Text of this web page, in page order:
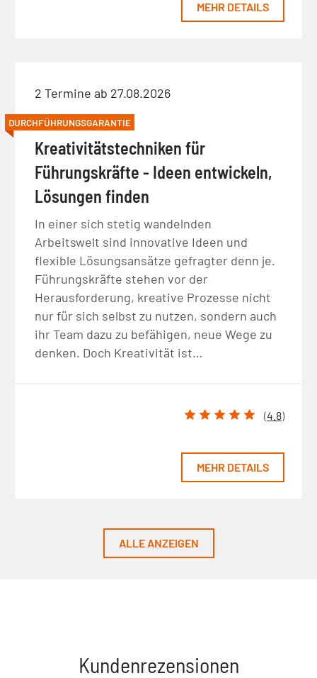
MEHR DETAILS
2 Termine ab 27.08.2026
DURCHFÜHRUNGSGARANTIE
Kreativitätstechniken für
Führungskräfte - Ideen entwickeln,
Lösungen finden
In einer sich stetig wandelnden
Arbeitswelt sind innovative Ideen und
flexible Lösungsansätze gefragter denn je.
Führungskräfte stehen vor der
Herausforderung, kreative Prozesse nicht
nur für sich selbst zu nutzen, sondern auch
ihr Team dazu zu befähigen, neue Wege zu
denken. Doch Kreativität ist…
(4.8)
MEHR DETAILS
ALLE ANZEIGEN
Kundenrezensionen